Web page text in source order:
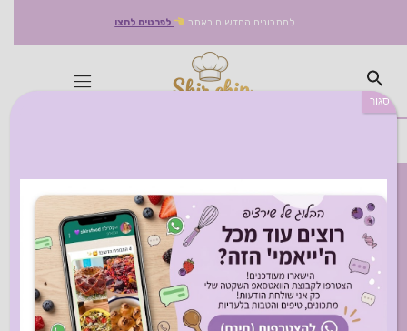
למתכונים החדשים באתר לפרטים לחצו
תגיות מתכון:
כנאפה
סגור